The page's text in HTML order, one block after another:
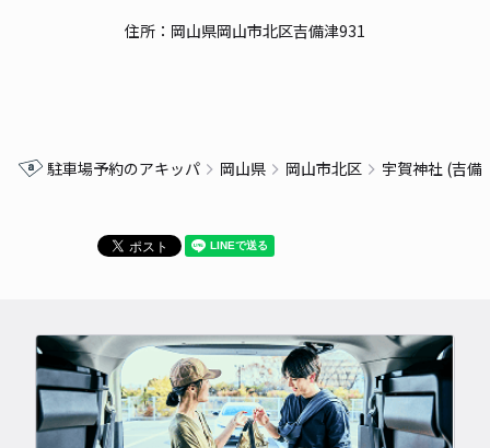
住所：岡山県岡山市北区吉備津931
駐車場予約のアキッパ 岡山県 岡山市北区 宇賀神社 (吉備